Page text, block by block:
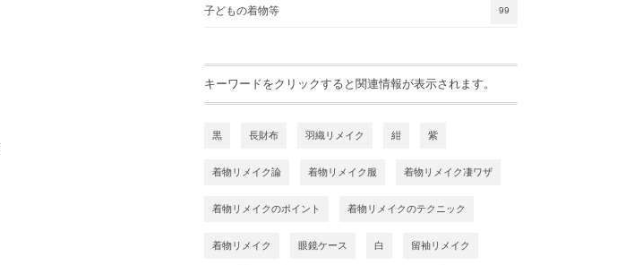
子どもの着物等 99
キーワードをクリックすると関連情報が表示されます。
黒 長財布 羽織リメイク 紺 紫
着物リメイク論 着物リメイク服 着物リメイク凄ワザ
着物リメイクのポイント 着物リメイクのテクニック
着物リメイク 眼鏡ケース 白 留袖リメイク